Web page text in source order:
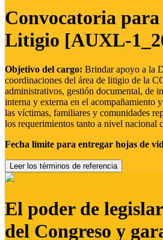
Convocatoria
Litigio [AUXL-
Objetivo del cargo: Brindar apoyo a la
coordinaciones del área de litigio de la
administrativos, gestión documental, de
interna y externa en el acompañamiento
las víctimas, familiares y comunidades
los requerimientos tanto a nivel nacional
Fecha límite para entregar hojas de
Leer los términos de referencia
El poder de
del Congreso y